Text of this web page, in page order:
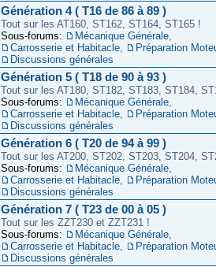
Génération 4 ( T16 de 86 à 89 )
Tout sur les AT160, ST162, ST164, ST165 !
Sous-forums:
Mécanique Générale
Carrosserie et Habitacle
Préparation
Discussions générales
Génération 5 ( T18 de 90 à 93 )
Tout sur les AT180, ST182, ST183, ST184,
Sous-forums:
Mécanique Générale
Carrosserie et Habitacle
Préparation
Discussions générales
Génération 6 ( T20 de 94 à 99 )
Tout sur les AT200, ST202, ST203, ST204,
Sous-forums:
Mécanique Générale
Carrosserie et Habitacle
Préparation
Discussions générales
Génération 7 ( T23 de 00 à 05 )
Tout sur les ZZT230 et ZZT231 !
Sous-forums:
Mécanique Générale
Carrosserie et Habitacle
Préparation
Discussions générales